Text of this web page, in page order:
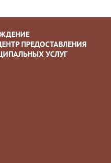
ПРЕДОСТАВЛЕНИЯ
УСЛУГ